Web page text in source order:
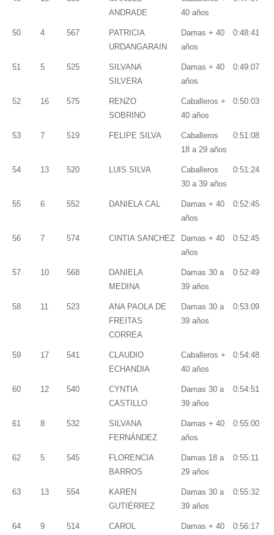
ANDRADE
40 años
50 4 567
PATRICIA
URDANGARAIN
Damas + 40
años
0:48:41
51 5 525
SILVANA
SILVERA
Damas + 40
años
0:49:07
52 16 575
RENZO
SOBRINO
Caballeros +
40 años
0:50:03
53 7 519 FELIPE SILVA
Caballeros
18 a 29 años
0:51:08
54 13 520 LUIS SILVA
Caballeros
30 a 39 años
0:51:24
55 6 552 DANIELA CAL
Damas + 40
años
0:52:45
56 7 574 CINTIA SANCHEZ
Damas + 40
años
0:52:45
57 10 568
DANIELA
MEDINA
Damas 30 a
39 años
0:52:49
58 11 523
ANA PAOLA DE
FREITAS
CORREA
Damas 30 a
39 años
0:53:09
59 17 541
CLAUDIO
ECHANDIA
Caballeros +
40 años
0:54:48
60 12 540
CYNTIA
CASTILLO
Damas 30 a
39 años
0:54:51
61 8 532
SILVANA
FERNÁNDEZ
Damas + 40
años
0:55:00
62 5 545
FLORENCIA
BARROS
Damas 18 a
29 años
0:55:11
63 13 554
KAREN
GUTIÉRREZ
Damas 30 a
39 años
0:55:32
64 9 514
CAROL
Damas + 40
0:56:17